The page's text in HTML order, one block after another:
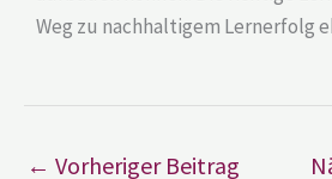
Weg zu nachhaltigem Lernerfolg
← Vorheriger Beitrag